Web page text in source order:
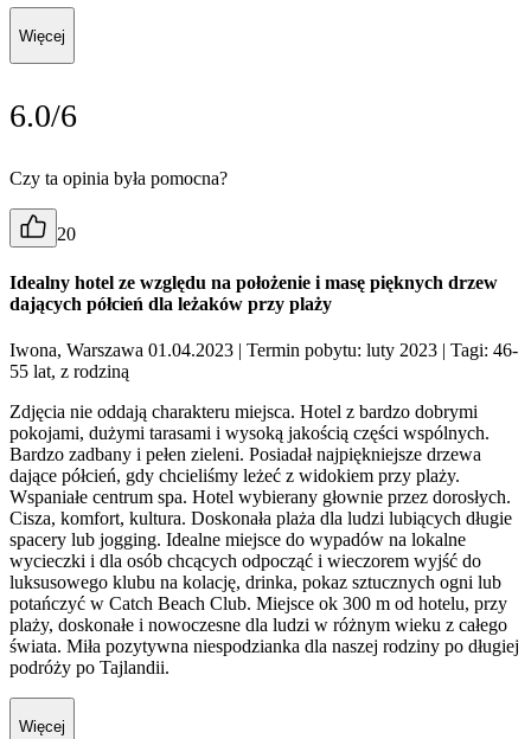
Więcej
6.0/6
Czy ta opinia była pomocna?
20
Idealny hotel ze względu na położenie i masę pięknych drzew
dających półcień dla leżaków przy plaży
Iwona, Warszawa 01.04.2023 | Termin pobytu: luty 2023 | Tagi: 46-
55 lat, z rodziną
Zdjęcia nie oddają charakteru miejsca. Hotel z bardzo dobrymi
pokojami, dużymi tarasami i wysoką jakością części wspólnych.
Bardzo zadbany i pełen zieleni. Posiadał najpiękniejsze drzewa
dające półcień, gdy chcieliśmy leżeć z widokiem przy plaży.
Wspaniałe centrum spa. Hotel wybierany głownie przez dorosłych.
Cisza, komfort, kultura. Doskonała plaża dla ludzi lubiących długie
spacery lub jogging. Idealne miejsce do wypadów na lokalne
wycieczki i dla osób chcących odpocząć i wieczorem wyjść do
luksusowego klubu na kolację, drinka, pokaz sztucznych ogni lub
potańczyć w Catch Beach Club. Miejsce ok 300 m od hotelu, przy
plaży, doskonałe i nowoczesne dla ludzi w różnym wieku z całego
świata. Miła pozytywna niespodzianka dla naszej rodziny po długiej
podróży po Tajlandii.
Więcej